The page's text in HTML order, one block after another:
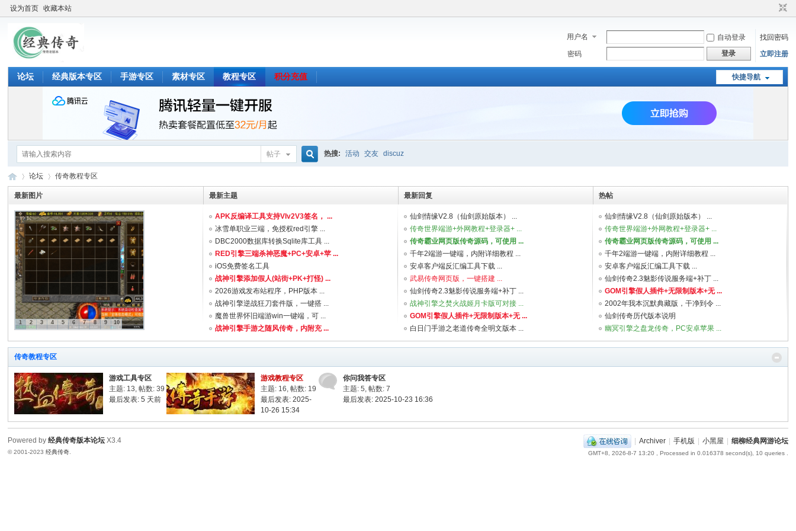
设为首页 收藏本站
用户名 自动登录
找回密码
密码
登录 立即注册
快捷导航
论坛 经典版本专区 手游专区 素材专区 教程专区 积分充值
帖子
索
热搜: 活动 交友 discuz
柳
»
论坛
›
传奇教程专区
最新图片
1 2 3 4 5 6 7 8 9 10
最新主题
APK反编译工具支持VIv2V3签名， ...
冰雪单职业三端，免授权red引擎 ...
DBC2000数据库转换Sqlite库工具 ...
RED引擎三端杀神恶魔+PC+安卓+苹 ...
iOS免费签名工具
战神引擎添加假人(站街+PK+打怪) ...
2026游戏发布站程序，PHP版本 ...
战神引擎逆战狂刀套件版，一键搭 ...
魔兽世界怀旧端游win一键端，可 ...
战神引擎手游之随风传奇，内附充 ...
最新回复
仙剑情缘V2.8（仙剑原始版本） ...
传奇世界端游+外网教程+登录器+ ...
传奇霸业网页版传奇源码，可使用 ...
千年2端游一键端，内附详细教程 ...
安卓客户端反汇编工具下载 ...
武易传奇网页版，一键搭建 ...
仙剑传奇2.3魅影传说服务端+补丁 ...
战神引擎之焚火战姬月卡版可对接 ...
GOM引擎假人插件+无限制版本+无 ...
白日门手游之老道传奇全明文版本 ...
热帖
仙剑情缘V2.8（仙剑原始版本） ...
传奇世界端游+外网教程+登录器+ ...
传奇霸业网页版传奇源码，可使用 ...
千年2端游一键端，内附详细教程 ...
安卓客户端反汇编工具下载 ...
仙剑传奇2.3魅影传说服务端+补丁 ...
GOM引擎假人插件+无限制版本+无 ...
2002年我本沉默典藏版，干净到令 ...
仙剑传奇历代版本说明
幽冥引擎之盘龙传奇，PC安卓苹果 ...
传奇教程专区
游戏工具专区
主题: 13,帖数: 39
最后发表:5 天前
游戏教程专区
主题: 16,帖数: 19
最后发表: 2025-
10-26 15:34
你问我答专区
主题: 5,帖数: 7
最后发表: 2025-10-23 16:36
| Archiver | 手机版 | 小黑屋 | 细柳经典网游论坛
GMT+8, 2026-8-7 13:20 , Processed in 0.016378 second(s), 10 queries .
Powered by经典传奇版本论坛 X3.4
© 2001-2023经典传奇